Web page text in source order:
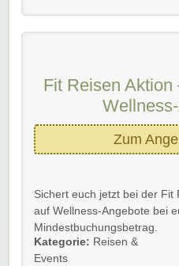
💆 1x Gesichtsmassage, 30
🌸 1x Aroma-
🧂 1x Salzpeeling, 20
⭐ Bewertung: 4,6 von 5
✅ 97 % Weiterempfehlung
➡️ Einfach unserem Link
Hotel Drei Quellen Therme
Fit Reisen
Zum
Sichert euch jetzt bei der Fit
auf Wellness-Angebote bei
Mindestbuchungsbetrag.
Einfach dem Link folgen
Kategorie: Reisen &
Events